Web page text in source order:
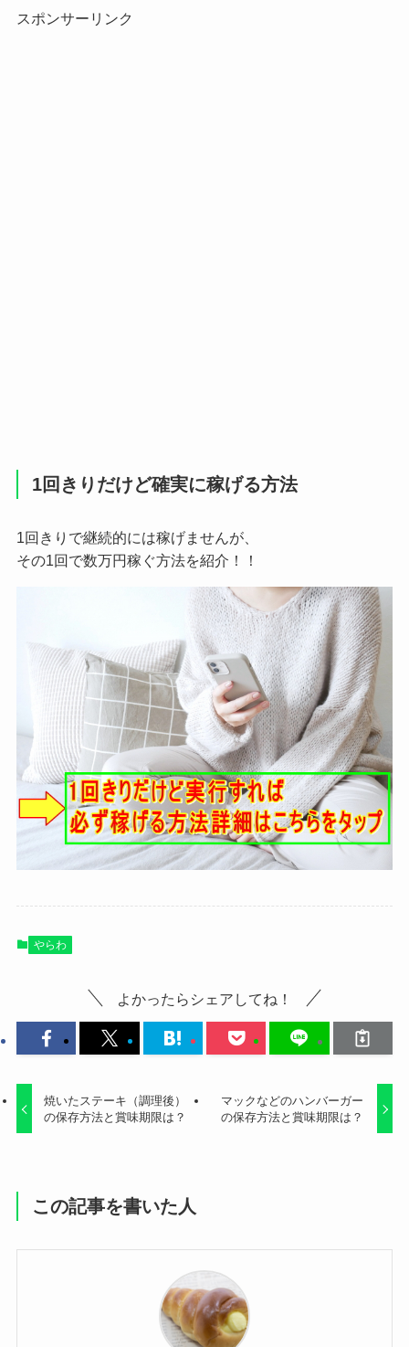
スポンサーリンク
1回きりだけど確実に稼げる方法
1回きりで継続的には稼げませんが、
その1回で数万円稼ぐ方法を紹介！！
やらわ
よかったらシェアしてね！
焼いたステーキ（調理後）
の保存方法と賞味期限は？
マックなどのハンバーガー
の保存方法と賞味期限は？
この記事を書いた人